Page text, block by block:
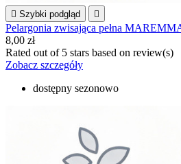
 Szybki podgląd 
Pelargonia zwisająca pełna
8,00 zł
Rated out of 5 stars based on review(s)
Zobacz szczegóły
dostępny sezonowo